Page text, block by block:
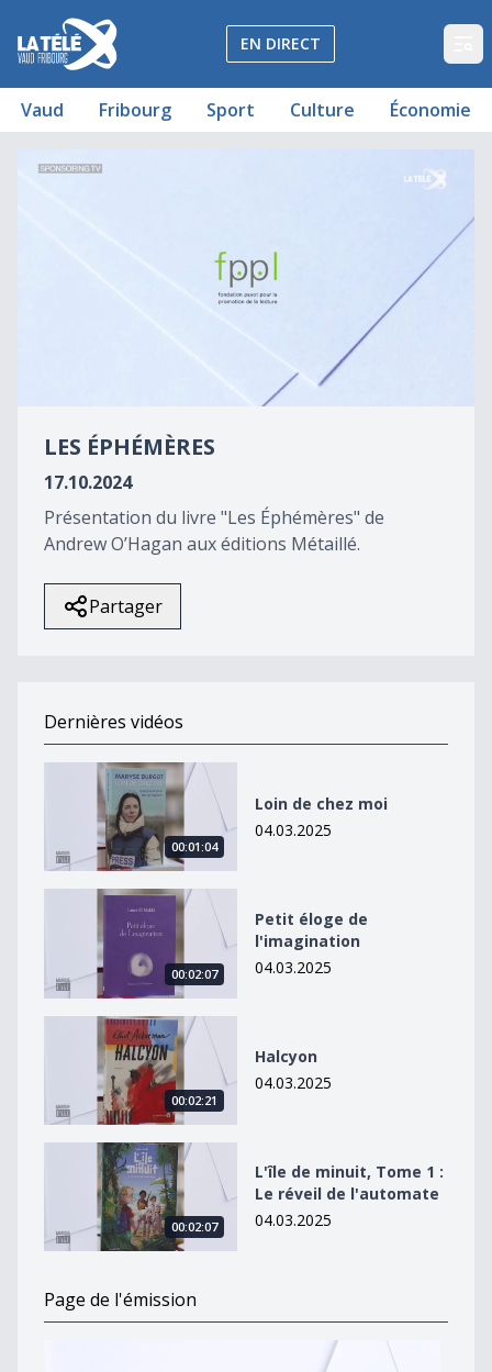
La Télé - Télévision régionale Vaud et Fribourg
EN DIRECT
Vaud Fribourg Sport Culture Économie
Les Éphémères - Andrew O’Hagan - Éd. Métaillé
Les Éphémères
seconds
LES ÉPHÉMÈRES
17.10.2024
Présentation du livre "Les Éphémères" de
Andrew O’Hagan aux éditions Métaillé.
Partager
Dernières vidéos
Loin de chez moi
00:01:04
Loin de chez moi
04.03.2025
Petit éloge de l&#039;imagination
00:02:07
Petit éloge de
l'imagination
04.03.2025
Halcyon
00:02:21
Halcyon
04.03.2025
L&#039;île de minuit, Tome 1 : Le réveil de
00:02:07
L'île de minuit, Tome 1 :
Le réveil de l'automate
04.03.2025
Page de l'émission